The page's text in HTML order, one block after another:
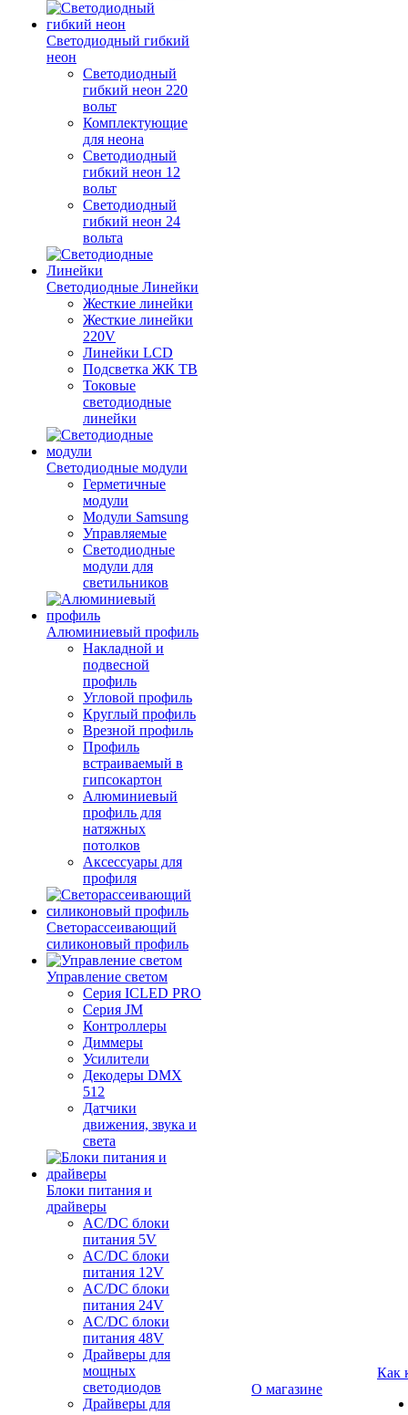
Светодиодный гибкий
неон
Светодиодный
гибкий неон 220
вольт
Комплектующие
для неона
Светодиодный
гибкий неон 12
вольт
Светодиодный
гибкий неон 24
вольта
Светодиодные Линейки
Жесткие линейки
Жесткие линейки
220V
Линейки LCD
Подсветка ЖК ТВ
Токовые
светодиодные
линейки
Светодиодные модули
Герметичные
модули
Модули Samsung
Управляемые
Светодиодные
модули для
светильников
Алюминиевый профиль
Накладной и
подвесной
профиль
Угловой профиль
Круглый профиль
Врезной профиль
Профиль
встраиваемый в
гипсокартон
Алюминиевый
профиль для
натяжных
потолков
Аксессуары для
профиля
Светорассеивающий
силиконовый профиль
Управление светом
Серия ICLED PRO
Серия JM
Контроллеры
Диммеры
Усилители
Декодеры DMX
512
Датчики
движения, звука и
света
Блоки питания и
драйверы
AC/DC блоки
питания 5V
AC/DC блоки
питания 12V
AC/DC блоки
питания 24V
AC/DC блоки
питания 48V
Драйверы для
мощных
светодиодов
Драйверы для
О магазине
Как